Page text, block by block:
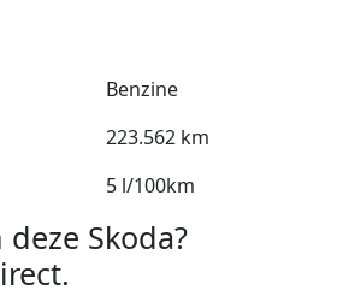
Benzine
223.562 km
5 l/100km
Skoda?
.